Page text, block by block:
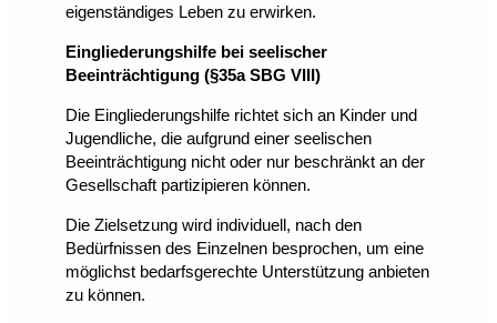
eigenständiges Leben zu erwirken.
Eingliederungshilfe bei seelischer
Beeinträchtigung (§35a SBG VIII)
Die Eingliederungshilfe richtet sich an Kinder und
Jugendliche, die aufgrund einer seelischen
Beeinträchtigung nicht oder nur beschränkt an der
Gesellschaft partizipieren können.
Die Zielsetzung wird individuell, nach den
Bedürfnissen des Einzelnen besprochen, um eine
möglichst bedarfsgerechte Unterstützung anbieten
zu können.